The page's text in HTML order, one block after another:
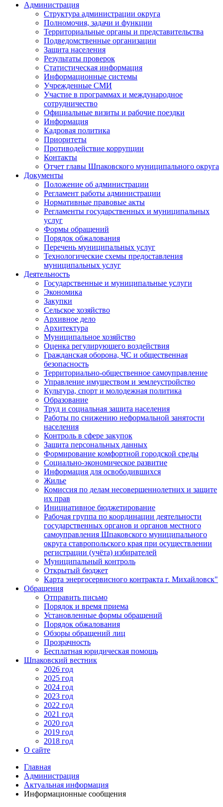
Администрация
Структура администрации округа
Полномочия, задачи и функции
Территориальные органы и представительства
Подведомственные организации
Защита населения
Результаты проверок
Статистическая информация
Информационные системы
Учрежденные СМИ
Участие в программах и международное
сотрудничество
Официальные визиты и рабочие поездки
Информация
Кадровая политика
Приоритеты
Противодействие коррупции
Контакты
Отчет главы Шпаковского муниципального округа
Документы
Положение об администрации
Регламент работы администрации
Нормативные правовые акты
Регламенты государственных и муниципальных
услуг
Формы обращений
Порядок обжалования
Перечень муниципальных услуг
Технологические схемы предоставления
муниципальных услуг
Деятельность
Государственные и муниципальные услуги
Экономика
Закупки
Сельское хозяйство
Архивное дело
Архитектура
Муниципальное хозяйство
Оценка регулирующего воздействия
Гражданская оборона, ЧС и общественная
безопасность
Территориально-общественное самоуправление
Управление имуществом и землеустройство
Культура, спорт и молодежная политика
Образование
Труд и социальная защита населения
Работы по снижению неформальной занятости
населения
Контроль в сфере закупок
Защита персональных данных
Формирование комфортной городской среды
Социально-экономическое развитие
Информация для освободившихся
Жилье
Комиссия по делам несовершеннолетних и защите
их прав
Инициативное бюджетирование
Рабочая группа по координации деятельности
государственных органов и органов местного
самоуправления Шпаковского муниципального
округа ставропольского края при осуществлении
регистрации (учёта) избирателей
Муниципальный контроль
Открытый бюджет
Карта энергосервисного контракта г. Михайловск"
Обращения
Отправить письмо
Порядок и время приема
Установленные формы обращений
Порядок обжалования
Обзоры обращений лиц
Прозрачность
Бесплатная юридическая помощь
Шпаковский вестник
2026 год
2025 год
2024 год
2023 год
2022 год
2021 год
2020 год
2019 год
2018 год
О сайте
Главная
Администрация
Актуальная информация
Информационные сообщения